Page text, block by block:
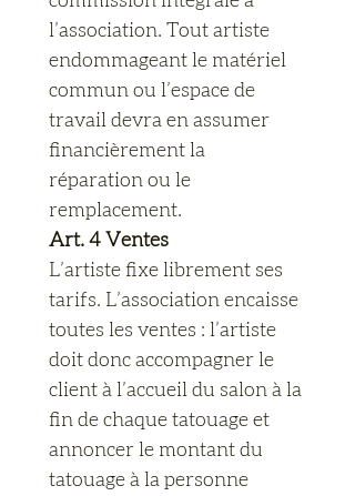
l’association. Tout artiste
endommageant le matériel
commun ou l’espace de
travail devra en assumer
financièrement la
réparation ou le
remplacement.
Art. 4 Ventes
L’artiste fixe librement ses
tarifs. L’association encaisse
toutes les ventes : l’artiste
doit donc accompagner le
client à l’accueil du salon à la
fin de chaque tatouage et
annoncer le montant du
tatouage à la personne